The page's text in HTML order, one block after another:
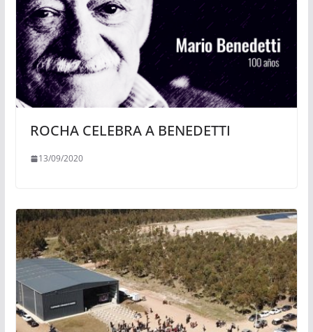
ROCHA CELEBRA A BENEDETTI
13/09/2020